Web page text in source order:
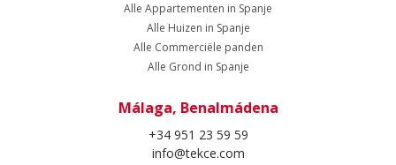
Alle Appartementen in Spanje
Alle Huizen in Spanje
Alle Commerciële panden
Alle Grond in Spanje
Málaga, Benalmádena
+34 951 23 59 59
info@tekce.com